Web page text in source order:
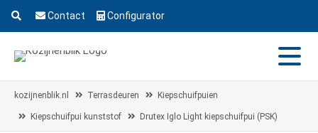
Contact Configurator
kozijnenblik.nl Terrasdeuren Kiepschuifpuien
Kiepschuifpui kunststof Drutex Iglo Light kiepschuifpui (PSK)